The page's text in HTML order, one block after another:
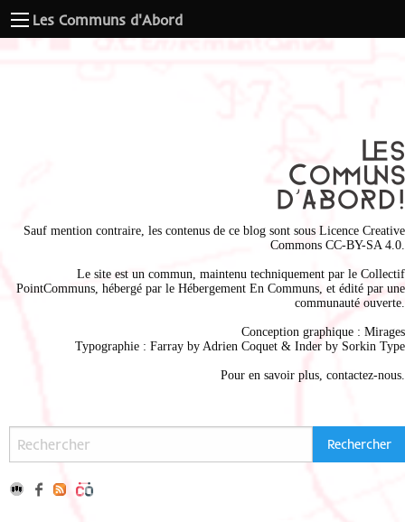
Les Communs d'Abord
Sauf mention contraire, les contenus de ce blog sont sous Licence Creative
Commons CC-BY-SA 4.0
Le site est un commun, maintenu techniquement par le Collectif
PointCommuns , hébergé par le Hébergement En Communs , et édité par une
communauté ouverte.
Conception graphique : Mirages
Typographie : Farray by Adrien Coquet & Inder by Sorkin Type
Pour en savoir plus, contactez-nous